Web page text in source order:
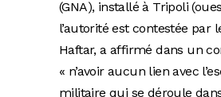
(GNA), installé à Tripoli
l’autorité est contestée par
Haftar, a affirmé dans un
« n’avoir aucun lien avec
militaire qui se déroule